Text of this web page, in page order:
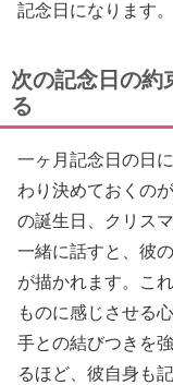
記念日になります。
次の記念日の約
る
一ヶ月記念日の日
わり決めておくの
の誕生日、クリス
一緒に話すと、彼
が描かれます。こ
ものに感じさせる
手との結びつきを
るほど、彼自身も